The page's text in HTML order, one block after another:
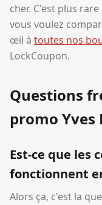
cher. C'est plus
vous voulez
œil à toutes nos
LockCoupon.
Questions
promo Yves
Est-ce que les
fonctionnent
Alors ça, c'est la